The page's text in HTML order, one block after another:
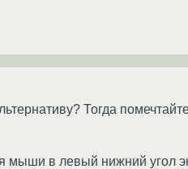
Тогда
мыши в левый нижний угол